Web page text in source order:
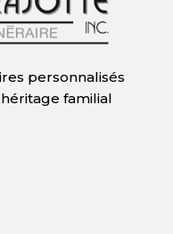
personnalisés
familial